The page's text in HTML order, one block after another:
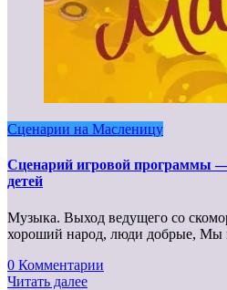
Сценарии на Масленицу
Сценарий игровой программы
детей
Музыка. Выход ведущего со
хороший народ, люди добрые, Мы
0 Комментарии
Читать далее